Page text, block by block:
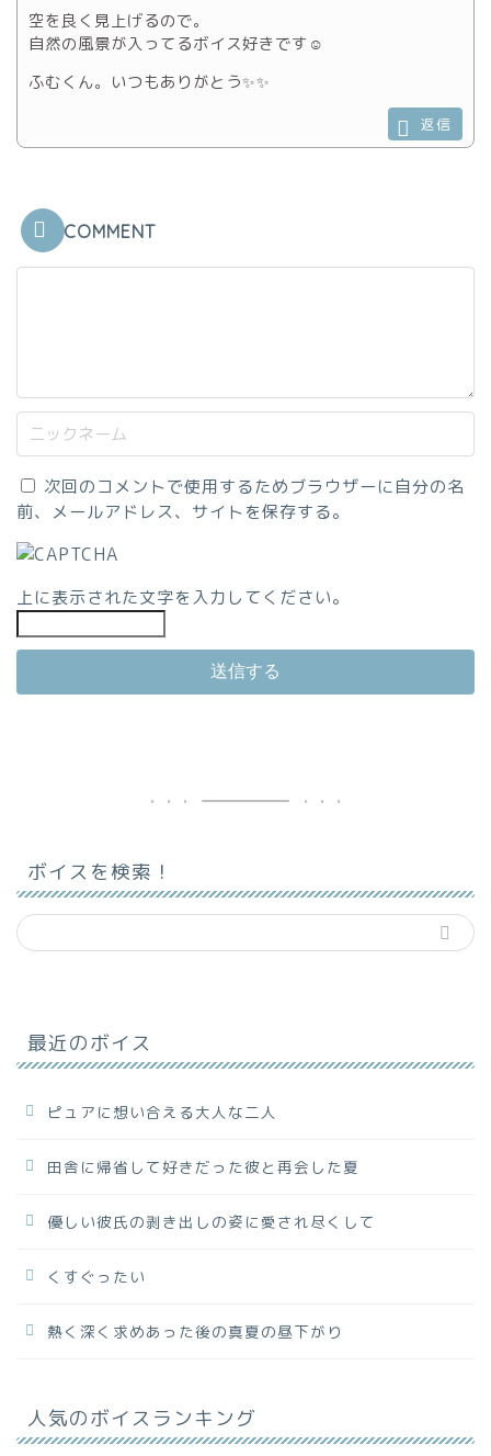
空を良く見上げるので。
自然の風景が入ってるボイス好きです☺️
ふむくん。いつもありがとう✨✨
返信
COMMENT
次回のコメントで使用するためブラウザーに自分の名
前、メールアドレス、サイトを保存する。
上に表示された文字を入力してください。
ボイスを検索！
最近のボイス
ピュアに想い合える大人な二人
田舎に帰省して好きだった彼と再会した夏
優しい彼氏の剥き出しの姿に愛され尽くして
くすぐったい
熱く深く求めあった後の真夏の昼下がり
人気のボイスランキング